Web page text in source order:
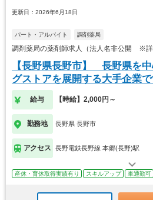
更新日：2026年6月18日
パート・アルバイト 調剤薬局
調剤薬局の薬剤師求人（法人名非公開 ※詳
【長野県長野市】 長野県を
グストアを展開する大手企業で
給与 【時給】2,000円～
勤務地 長野県 長野市
アクセス 長野電鉄長野線 本郷(長野)駅
産休・育休取得実績有り スキルアップ 車通勤可